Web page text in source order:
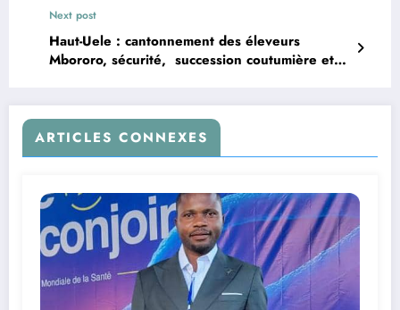
par Kibali Gold Mines
Next post
Haut-Uele : cantonnement des éleveurs
Mbororo, sécurité, succession coutumière et
ARTICLES CONNEXES